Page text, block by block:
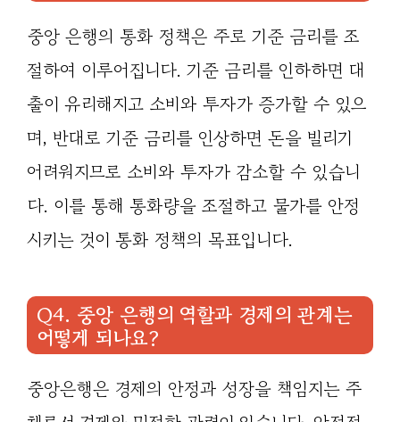
중앙 은행의 통화 정책은 주로 기준 금리를 조
절하여 이루어집니다. 기준 금리를 인하하면 대
출이 유리해지고 소비와 투자가 증가할 수 있으
며, 반대로 기준 금리를 인상하면 돈을 빌리기
어려워지므로 소비와 투자가 감소할 수 있습니
다. 이를 통해 통화량을 조절하고 물가를 안정
시키는 것이 통화 정책의 목표입니다.
Q4. 중앙 은행의 역할과 경제의 관계는
어떻게 되나요?
중앙은행은 경제의 안정과 성장을 책임지는 주